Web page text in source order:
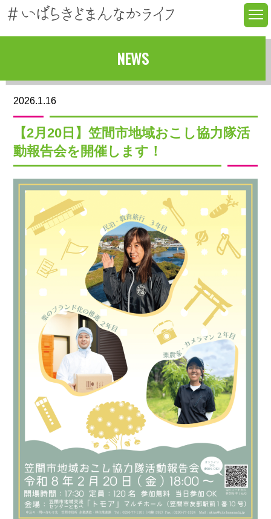
NEWS
2026.1.16
【2月20日】笠間市地域おこし協力隊活
動報告会を開催します！